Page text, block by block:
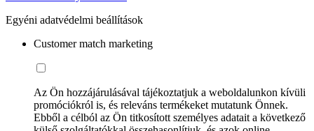
Egyéni adatvédelmi beállítások
Customer match marketing
Az Ön hozzájárulásával tájékoztatjuk a weboldalunkon kívüli
promóciókról is, és releváns termékeket mutatunk Önnek.
Ebből a célból az Ön titkosított személyes adatait a következő